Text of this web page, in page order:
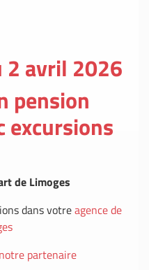
2 avril 2026
pension
excursions
de Limoges
dans votreagence de
partenaire